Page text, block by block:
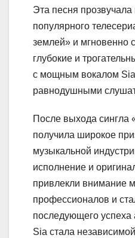
Эта песня
популярного
землей» и мгновенно
глубокие и
с мощным вокалом
равнодушными
После выхода сингла
получила широкое
музыкальной
исполнение и
привлекли внимание
профессионалов и
последующего успеха
Sia стала